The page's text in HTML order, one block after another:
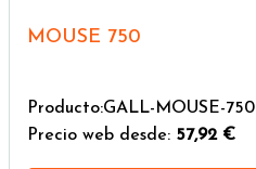
MOUSE 750
Producto:GALL-MOUSE-750
Precio web desde: 57,92 €